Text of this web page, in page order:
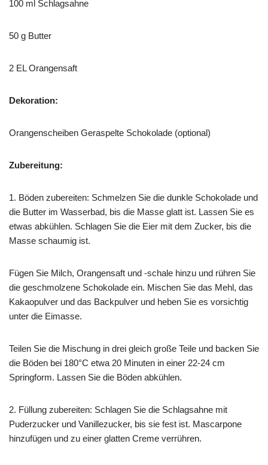
100 ml Schlagsahne
50 g Butter
2 EL Orangensaft
Dekoration:
Orangenscheiben Geraspelte Schokolade (optional)
Zubereitung:
1. Böden zubereiten: Schmelzen Sie die dunkle Schokolade und
die Butter im Wasserbad, bis die Masse glatt ist. Lassen Sie es
etwas abkühlen. Schlagen Sie die Eier mit dem Zucker, bis die
Masse schaumig ist.
Fügen Sie Milch, Orangensaft und -schale hinzu und rühren Sie
die geschmolzene Schokolade ein. Mischen Sie das Mehl, das
Kakaopulver und das Backpulver und heben Sie es vorsichtig
unter die Eimasse.
Teilen Sie die Mischung in drei gleich große Teile und backen Sie
die Böden bei 180°C etwa 20 Minuten in einer 22-24 cm
Springform. Lassen Sie die Böden abkühlen.
2. Füllung zubereiten: Schlagen Sie die Schlagsahne mit
Puderzucker und Vanillezucker, bis sie fest ist. Mascarpone
hinzufügen und zu einer glatten Creme verrühren.